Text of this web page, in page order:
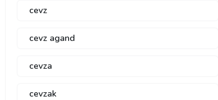
cevz
cevz agand
cevza
cevzak